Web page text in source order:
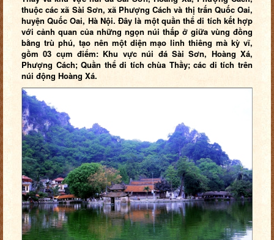
thuộc các xã Sài Sơn, xã Phượng Cách và thị trấn Quốc Oai,
huyện Quốc Oai, Hà Nội. Đây là một quần thể di tích kết hợp
với cảnh quan của những ngọn núi thấp ở giữa vùng đồng
bằng trù phú, tạo nên một diện mạo linh thiêng mà kỳ vĩ,
gồm 03 cụm điểm: Khu vực núi đá Sài Sơn, Hoàng Xá,
Phượng Cách; Quần thể di tích chùa Thầy; các di tích trên
núi động Hoàng Xá.